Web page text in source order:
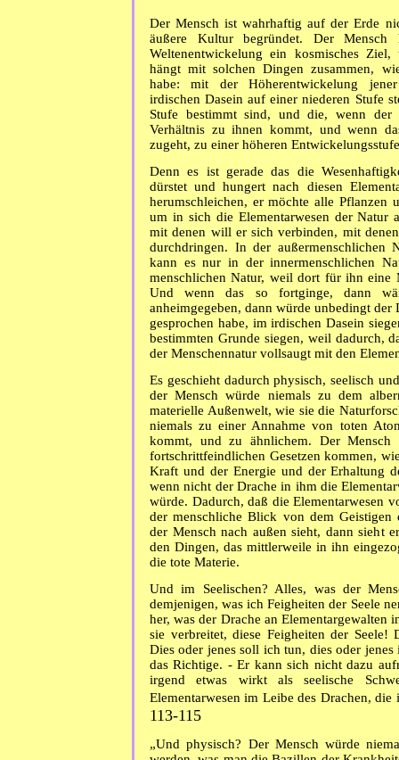
Der Mensch ist wahrhaftig auf der Erde
äußere Kultur begründet. Der Mensch
Weltenentwickelung ein kosmisches
hängt mit solchen Dingen zusammen,
habe: mit der Höherentwickelung
irdischen Dasein auf einer niederen Stufe
Stufe bestimmt sind, und die, wenn der
Verhältnis zu ihnen kommt, und wenn
zugeht, zu einer höheren
Denn es ist gerade das die
dürstet und hungert nach diesen
herumschleichen, er möchte alle Pflanzen
um in sich die Elementarwesen der Natur
mit denen will er sich verbinden, mit
durchdringen. In der außermenschlichen
kann es nur in der innermenschlichen
menschlichen Natur, weil dort für ihn eine
Und wenn das so fortginge, dann
anheimgegeben, dann würde unbedingt der
gesprochen habe, im irdischen Dasein
bestimmten Grunde siegen, weil dadurch,
der Menschennatur vollsaugt mit den
Es geschieht dadurch physisch, seelisch
der Mensch würde niemals zu dem
materielle Außenwelt, wie sie die
niemals zu einer Annahme von toten
kommt, und zu ähnlichem. Der Mensch
fortschrittfeindlichen Gesetzen kommen,
Kraft und der Energie und der Erhaltung
wenn nicht der Drache in ihm die
würde. Dadurch, daß die Elementarwesen
der menschliche Blick von dem Geistigen
der Mensch nach außen sieht, dann sieht
den Dingen, das mittlerweile in ihn
die tote Materie.
Und im Seelischen? Alles, was der
demjenigen, was ich Feigheiten der Seele
her, was der Drache an Elementargewalten
sie verbreitet, diese Feigheiten der Seele!
Dies oder jenes soll ich tun, dies oder
das Richtige. ‑ Er kann sich nicht dazu
irgend etwas wirkt als seelische
Elementarwesen im Leibe des Drachen,
113-115
„Und physisch? Der Mensch würde